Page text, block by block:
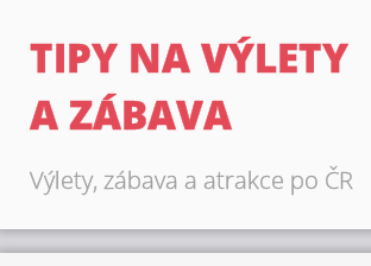
TIPY NA VÝLETY
A ZÁBAVA
Výlety, zábava a atrakce po ČR